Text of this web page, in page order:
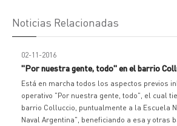
Noticias Relacionadas
02-11-2016
"Por nuestra gente, todo" en el barrio
Está en marcha todos los aspectos previos
operativo "Por nuestra gente, todo", el cual
barrio Colluccio, puntualmente a la Escuela
Naval Argentina", beneficiando a esa y otras